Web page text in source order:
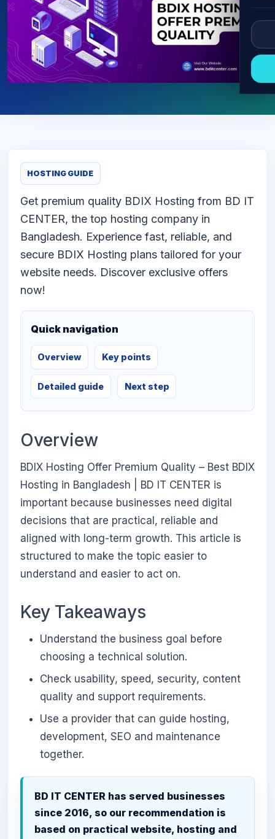
HOSTING GUIDE
Get premium quality BDIX Hosting from BD IT
CENTER, the top hosting company in
Bangladesh. Experience fast, reliable, and
secure BDIX Hosting plans tailored for your
website needs. Discover exclusive offers
now!
Quick navigation
Overview Key points
Detailed guide Next step
Overview
BDIX Hosting Offer Premium Quality – Best BDIX
Hosting in Bangladesh | BD IT CENTER is
important because businesses need digital
decisions that are practical, reliable and
aligned with long-term growth. This article is
structured to make the topic easier to
understand and easier to act on.
Key Takeaways
Understand the business goal before
choosing a technical solution.
Check usability, speed, security, content
quality and support requirements.
Use a provider that can guide hosting,
development, SEO and maintenance
together.
BD IT CENTER has served businesses
since 2016, so our recommendation is
based on practical website, hosting and